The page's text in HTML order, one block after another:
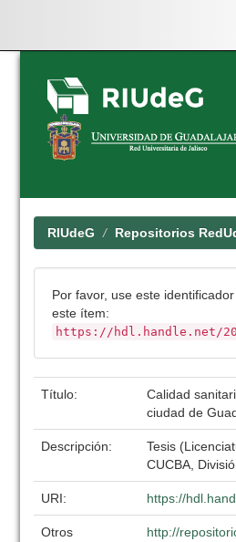
Skip
navigation
RIUdeG Repositorios
Por favor, use este
este ítem:
https://hdl.handle.net/
Título:
Calidad
ciudad de
Descripción:
Tesis
CUCBA,
URI: https://
Otros
http://